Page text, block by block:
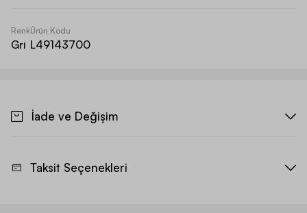
Renk
Gri
Ürün Kodu
L49143700
İade ve Değişim
Taksit Seçenekleri